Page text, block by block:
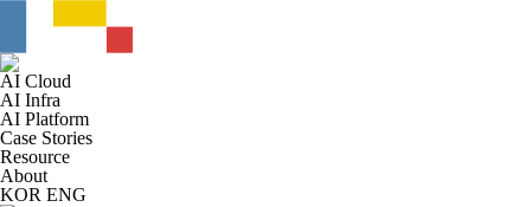
AI Cloud
AI Infra
AI Platform
Case Stories
Resource
About
KOR ENG